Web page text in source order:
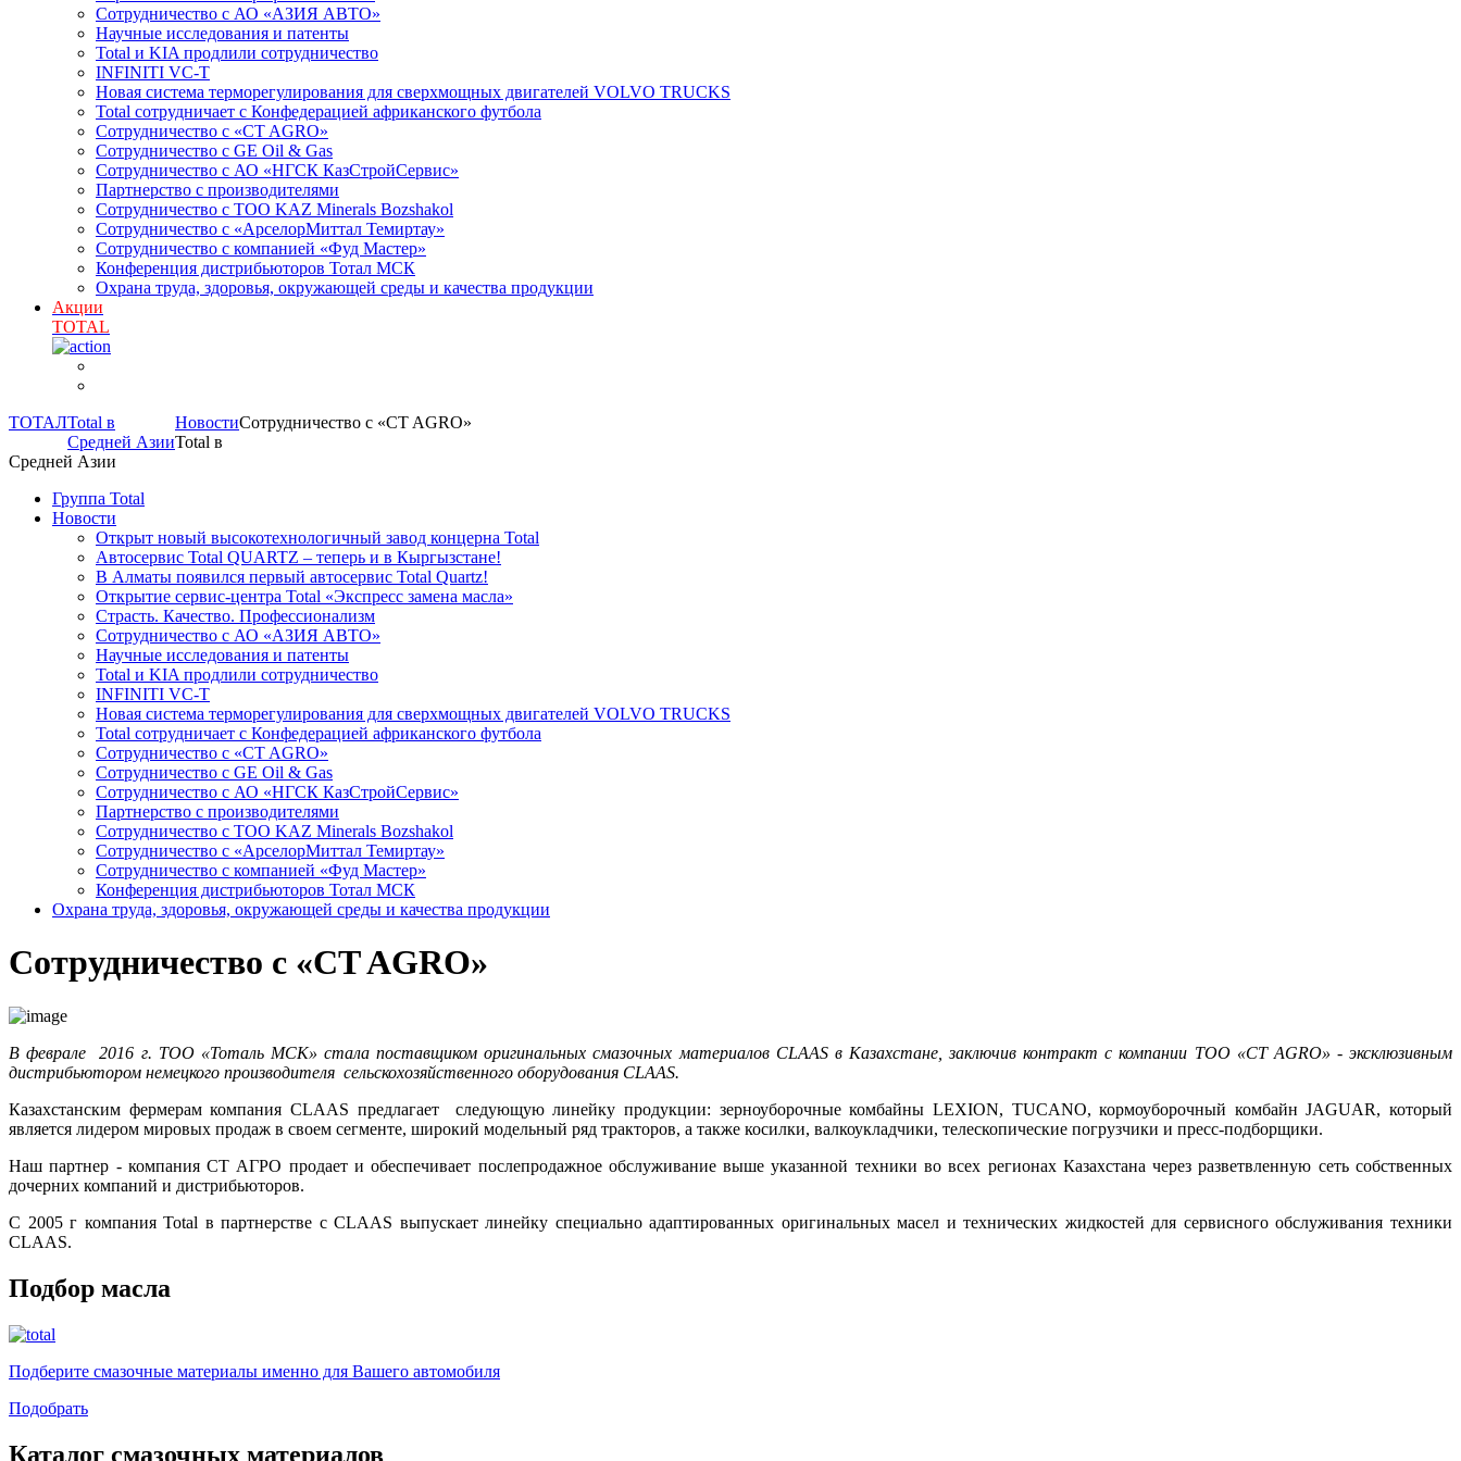
Сотрудничество с АО «АЗИЯ АВТО»
Научные исследования и патенты
Total и KIA продлили сотрудничество
INFINITI VC-T
Новая система терморегулирования для сверхмощных двигателей VOLVO TRUCKS
Total сотрудничает с Конфедерацией африканского футбола
Сотрудничество с «CT AGRO»
Сотрудничество c GE Oil & Gas
Сотрудничество с АО «НГСК КазСтройСервис»
Партнерство с производителями
Сотрудничество с ТОО KAZ Minerals Bozshakol
Сотрудничество с «АрселорМиттал Темиртау»
Сотрудничество с компанией «Фуд Мастер»
Конференция дистрибьюторов Тотал МСК
Охрана труда, здоровья, окружающей среды и качества продукции
Акции
TOTAL
ТОТАЛTotal в
Средней Азии
НовостиСотрудничество с «CT AGRO»
Total в
Средней Азии
Группа Total
Новости
Открыт новый высокотехнологичный завод концерна Total
Автосервис Total QUARTZ – теперь и в Кыргызстане!
В Алматы появился первый автосервис Total Quartz!
Открытие сервис-центра Total «Экспресс замена масла»
Cтрасть. Качество. Профессионализм
Сотрудничество с АО «АЗИЯ АВТО»
Научные исследования и патенты
Total и KIA продлили сотрудничество
INFINITI VC-T
Новая система терморегулирования для сверхмощных двигателей VOLVO TRUCKS
Total сотрудничает с Конфедерацией африканского футбола
Сотрудничество с «CT AGRO»
Сотрудничество c GE Oil & Gas
Сотрудничество с АО «НГСК КазСтройСервис»
Партнерство с производителями
Сотрудничество с ТОО KAZ Minerals Bozshakol
Сотрудничество с «АрселорМиттал Темиртау»
Сотрудничество с компанией «Фуд Мастер»
Конференция дистрибьюторов Тотал МСК
Охрана труда, здоровья, окружающей среды и качества продукции
Сотрудничество с «CT AGRO»
В феврале 2016 г. ТОО «Тоталь МСК» стала поставщиком оригинальных смазочных материалов CLAAS в Казахстане, заключив контракт с компании ТОО «CT AGRO» - эксклюзивным
дистрибьютором немецкого производителя сельскохозяйственного оборудования CLAAS.
Казахстанским фермерам компания CLAAS предлагает следующую линейку продукции: зерноуборочные комбайны LEXION, TUCANO, кормоуборочный комбайн JAGUAR, который
является лидером мировых продаж в своем сегменте, широкий модельный ряд тракторов, а также косилки, валкоукладчики, телескопические погрузчики и пресс-подборщики.
Наш партнер - компания СТ АГРО продает и обеспечивает послепродажное обслуживание выше указанной техники во всех регионах Казахстана через разветвленную сеть собственных
дочерних компаний и дистрибьюторов.
С 2005 г компания Total в партнерстве с CLAAS выпускает линейку специально адаптированных оригинальных масел и технических жидкостей для сервисного обслуживания техники
CLAAS.
Подбор масла
Подберите смазочные материалы именно для Вашего автомобиля
Подобрать
Каталог смазочных материалов